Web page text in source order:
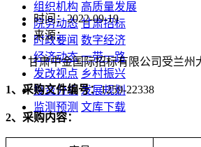
组织机构 高质量发展
院务动态 甘肃招标
时政要闻 数字经济
经济动态 一带一路
发改视点 乡村振兴
投资分析 发展规划
监测预测 文库下载
时间：2022-09-19
来源：
甘肃中金国际招标有限公司受兰州
1、 采购文件编号：1259-22338
2、 采购内容：